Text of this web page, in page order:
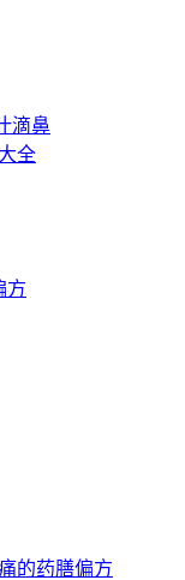
滴鼻
全
方
的药膳偏方